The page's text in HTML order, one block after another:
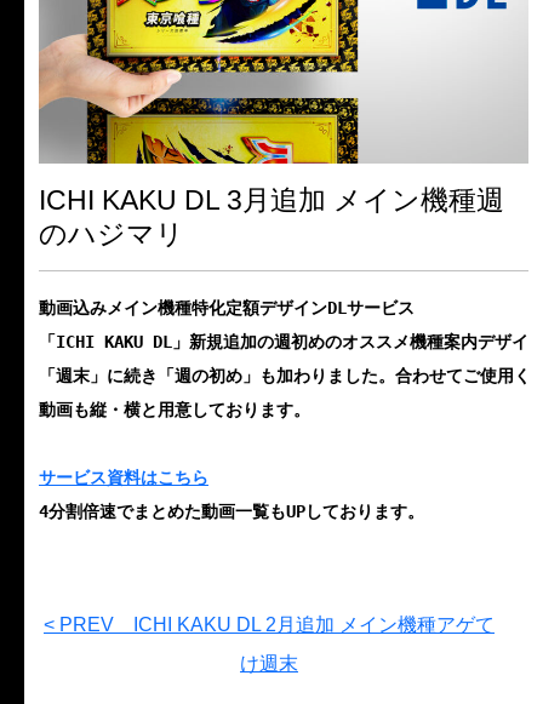
ICHI KAKU DL 3月追加 メイン機種週
のハジマリ
動画込みメイン機種特化定額デザインDLサービス
「ICHI KAKU DL」新規追加の週初めのオススメ機種案内デザイ
「週末」に続き「週の初め」も加わりました。合わせてご使用く
動画も縦・横と用意しております。
サービス資料はこちら
4分割倍速でまとめた動画一覧もUPしております。
< PREV ICHI KAKU DL 2月追加 メイン機種アゲて
け週末